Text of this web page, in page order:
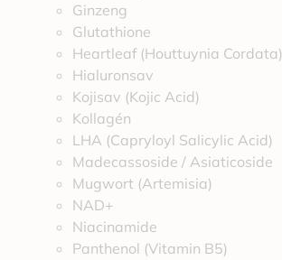
Ginzeng
Glutathione
Heartleaf (Houttuynia Cordata)
Hialuronsav
Kojisav (Kojic Acid)
Kollagén
LHA (Capryloyl Salicylic Acid)
Madecassoside / Asiaticoside
Mugwort (Artemisia)
NAD+
Niacinamide
Panthenol (Vitamin B5)